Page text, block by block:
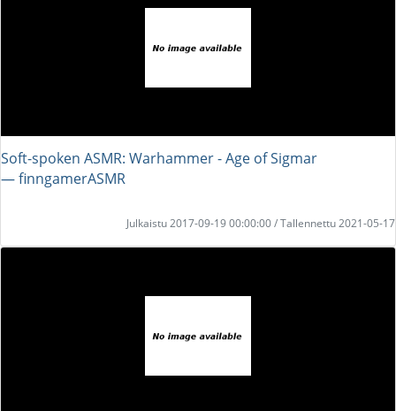
Soft-spoken ASMR: Warhammer - Age of Sigmar
― finngamerASMR
Julkaistu 2017-09-19 00:00:00 / Tallennettu 2021-05-17